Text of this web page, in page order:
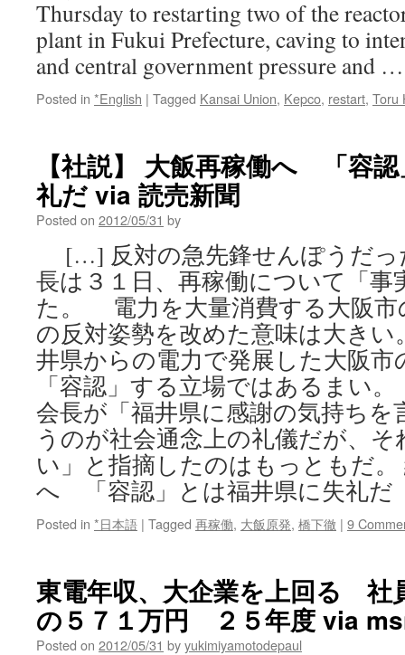
Thursday to restarting two of the
plant in Fukui Prefecture, caving to
and central government pressure and
Posted in *English | Tagged Kansai Union, Kepco, restart, Toru
【社説】 大飯再稼働へ 「容
礼だ via 読売新聞
Posted on 2012/05/31 by
[…] 反対の急先鋒せんぽうだっ
長は３１日、再稼働について「事
た。 電力を大量消費する大阪市
の反対姿勢を改めた意味は大き
井県からの電力で発展した大阪市
「容認」する立場ではあるまい
会長が「福井県に感謝の気持ちを
うのが社会通念上の礼儀だが、
い」と指摘したのはもっともだ
へ 「容認」とは福井県に失礼だ
Posted in *日本語 | Tagged 再稼働, 大飯原発, 橋下徹 | 9
東電年収、大企業を上回る 社
の５７１万円 ２５年度 via
Posted on 2012/05/31 byyukimiyamotodepaul